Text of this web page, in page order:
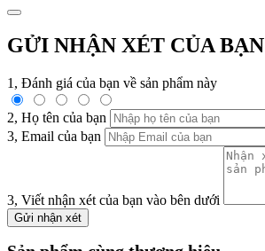
GỬI NHẬN XÉT CỦA BẠN
1, Đánh giá của bạn về sản phẩm này
2, Họ tên của bạn
3, Email của bạn
3, Viết nhận xét của bạn vào bên dưới
Gửi nhận xét